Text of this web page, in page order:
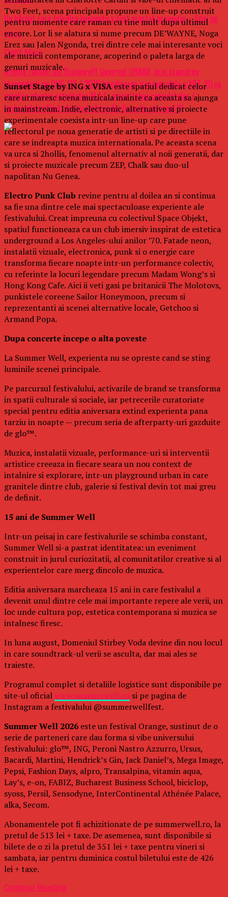
Un bÄrbat care falsifica bancnote a fost arestat preventiv – Stiri pe
surse
Don't Miss
Atenție romani din Diaspora!!! Guvernul ORBAN, prin asumarea
răspunderii pe OUG 118 / 2018 (modicarea iresponsabila a ART. Vl) va
paraliza efectiv activitatea M.A.E., majoritatea consulatelor /
ambasadelor fiind efectiv închise din lipsa de personal !!!
Two Feet, scena principala propune un line-up construit
pentru momente care raman cu tine mult dupa ultimul
encore. Lor li se alatura si nume precum DE’WAYNE, Noga
Erez sau Jalen Ngonda, trei dintre cele mai interesante voci
ale muzicii contemporane, acoperind o paleta larga de
genuri muzicale.
Sunset Stage by ING x VISAeste spatiul dedicat celor
care urmaresc scena muzicala inainte ca aceasta sa ajunga
in mainstream. Indie, electronic, alternative si proiecte
experimentale coexista intr-un line-up care pune
reflectorul pe noua generatie de artisti si pe directiile in
care se indreapta muzica internationala. Pe aceasta scena
va urca si 2hollis, fenomenul alternativ al noii generatii, dar
si proiecte muzicale precum ZEP, Chalk sau duo-ul
napolitan Nu Genea.
Electro Punk Club revine pentru al doilea an si continua
sa fie una dintre cele mai spectaculoase experiente ale
festivalului. Creat impreuna cu colectivul Space Objekt,
spatiul functioneaza ca un club imersiv inspirat de estetica
underground a Los Angeles-ului anilor ’70. Fatade neon,
instalatii vizuale, electronica, punk si o energie care
transforma fiecare noapte intr-un performance colectiv,
cu referinte la locuri legendare precum Madam Wong’s si
Hong Kong Cafe. Aici ii veti gasi pe britanicii The Molotovs,
punkistele coreene Sailor Honeymoon, precum si
reprezentanti ai scenei alternative locale, Getchoo si
Armand Popa.
Dupa concerte incepe o alta poveste
La Summer Well, experienta nu se opreste cand se sting
luminile scenei principale.
Pe parcursul festivalului, activarile de brand se transforma
in spatii culturale si sociale, iar petrecerile curatoriate
special pentru editia aniversara extind experienta pana
tarziu in noapte — precum seria de afterparty-uri gazduite
de glo™.
Muzica, instalatii vizuale, performance-uri si interventii
artistice creeaza in fiecare seara un nou context de
intalnire si explorare, intr-un playground urban in care
granitele dintre club, galerie si festival devin tot mai greu
de definit.
15 ani de Summer Well
Intr-un peisaj in care festivalurile se schimba constant,
Summer Well si-a pastrat identitatea: un eveniment
construit in jurul curiozitatii, al comunitatilor creative si al
experientelor care merg dincolo de muzica.
Editia aniversara marcheaza 15 ani in care festivalul a
devenit unul dintre cele mai importante repere ale verii, un
loc unde cultura pop, estetica contemporana si muzica se
intalnesc firesc.
In luna august, Domeniul Stirbey Voda devine din nou locul
in care soundtrack-ul verii se asculta, dar mai ales se
traieste.
Programul complet si detaliile logistice sunt disponibile pe
site-ul oficialwww.summerwell.ro si pe pagina de
Instagram a festivalului @summerwellfest.
Summer Well 2026 este un festival Orange, sustinut de o
serie de parteneri care dau forma si vibe universului
festivalului: glo™, ING, Peroni Nastro Azzurro, Ursus,
Bacardi, Martini, Hendrick’s Gin, Jack Daniel’s, Mega Image,
Pepsi, Fashion Days, alpro, Transalpina, vitamin aqua,
Lay’s, e-on, FABIZ, Bucharest Business School, biciclop,
syoss, Persil, Sensodyne, InterContinental Athénée Palace,
alka, Secom.
Abonamentele pot fi achizitionate de pe summerwell.ro, la
pretul de 513 lei + taxe. De asemenea, sunt disponibile si
bilete de o zi la pretul de 351 lei + taxe pentru vineri si
sambata, iar pentru duminica costul biletului este de 426
lei + taxe.
Continue Reading